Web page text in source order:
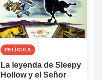
PELÍCULA
La leyenda de Sleepy
Hollow y el Señor